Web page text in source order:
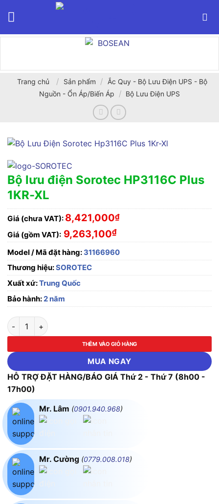
Trang chủ / Sản phẩm /
Ắc Quy - Bộ Lưu Điện UPS - Bộ
Nguồn - Ổn Áp/Biến Áp
/ Bộ Lưu Điện UPS
Bộ lưu điện Sorotec HP3116C Plus
1KR-XL
Giá (chưa VAT): 8,421,000₫
Giá (gồm VAT): 9,263,100₫
Model / Mã đặt hàng: 31166960
Thương hiệu:SOROTEC
Xuất xứ:Trung Quốc
Bảo hành:2 năm
Bộ lưu điện Sorotec HP3116C Plus 1KR-XL số lượng
THÊM VÀO GIỎ HÀNG
MUA NGAY
HỖ TRỢ ĐẶT HÀNG/BÁO GIÁ Thứ 2 - Thứ 7 (8h00 -
17h00)
Mr. Lâm (0901.940.968)
Mr. Cường (0779.008.018)